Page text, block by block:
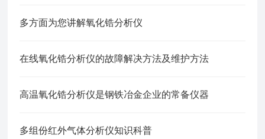
多方面为您讲解氧化锆分析仪
在线氧化锆分析仪的故障解决方法及维护方法
高温氧化锆分析仪是钢铁冶金企业的常备仪器
多组份红外气体分析仪知识科普